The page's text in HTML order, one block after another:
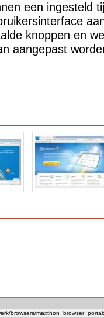
een ingesteld
knoppen en
aangepast